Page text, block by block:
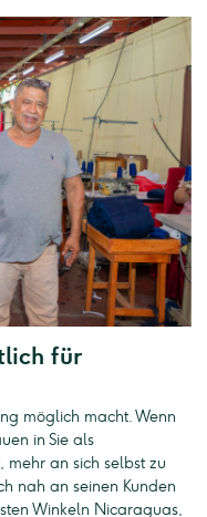
für
möglich macht. Wenn
in Sie als
mehr an sich selbst zu
nah an seinen Kunden
Winkeln Nicaraguas,